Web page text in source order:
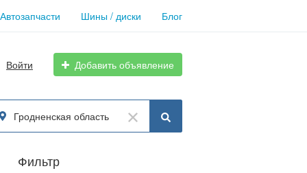
Автозапчасти Шины / диски Блог
Войти Добавить объявление
Гродненская область
Фильтр